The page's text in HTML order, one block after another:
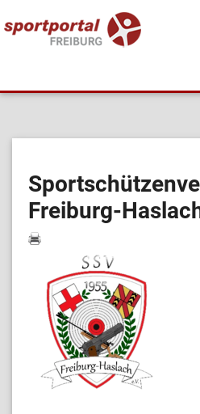
Sportanbietende
Sportstätten
Job-Börse
Kontakt
Freiburg-